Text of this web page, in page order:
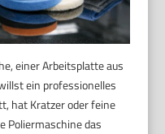
einer Arbeitsplatte aus
ein professionelles
hat Kratzer oder feine
Poliermaschine das